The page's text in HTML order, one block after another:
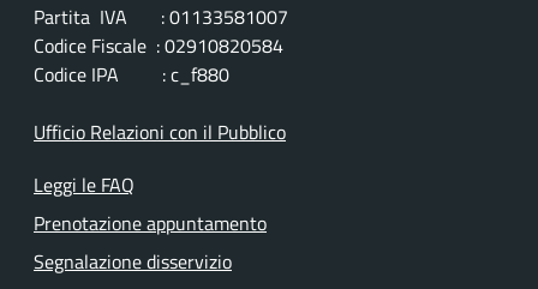
Partita IVA : 01133581007
Codice Fiscale : 02910820584
Codice IPA : c_f880
Ufficio Relazioni con il Pubblico
Leggi le FAQ
Prenotazione appuntamento
Segnalazione disservizio